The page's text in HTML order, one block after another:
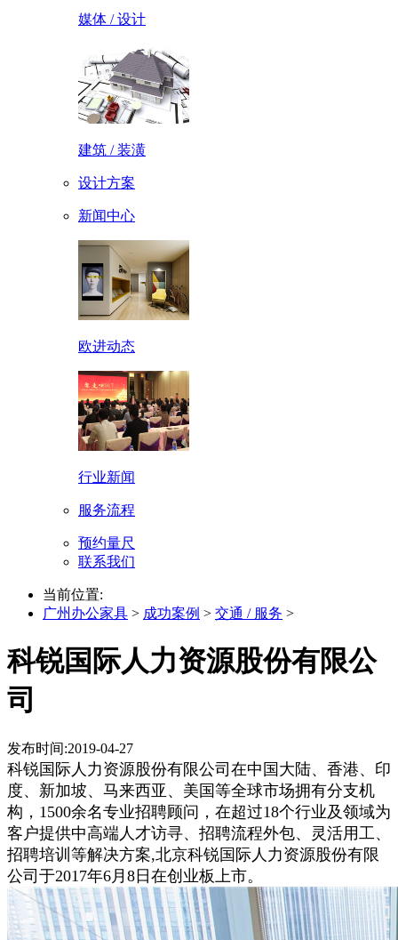
媒体 / 设计
建筑 / 装潢
设计方案
新闻中心
欧进动态
行业新闻
服务流程
预约量尺
联系我们
当前位置:
广州办公家具 > 成功案例 > 交通 / 服务 >
科锐国际人力资源股份有限公
司
发布时间:2019-04-27
科锐国际人力资源股份有限公司在中国大陆、香港、印
度、新加坡、马来西亚、美国等全球市场拥有分支机
构，1500余名专业招聘顾问，在超过18个行业及领域为
客户提供中高端人才访寻、招聘流程外包、灵活用工、
招聘培训等解决方案,北京科锐国际人力资源股份有限
公司于2017年6月8日在创业板上市。